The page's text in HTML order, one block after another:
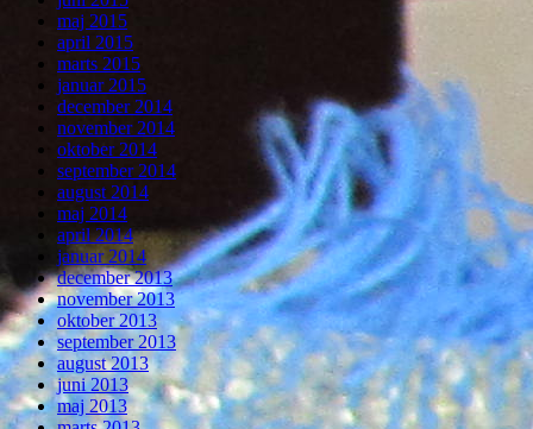
maj 2015
april 2015
marts 2015
januar 2015
december 2014
november 2014
oktober 2014
september 2014
august 2014
maj 2014
april 2014
januar 2014
december 2013
november 2013
oktober 2013
september 2013
august 2013
juni 2013
maj 2013